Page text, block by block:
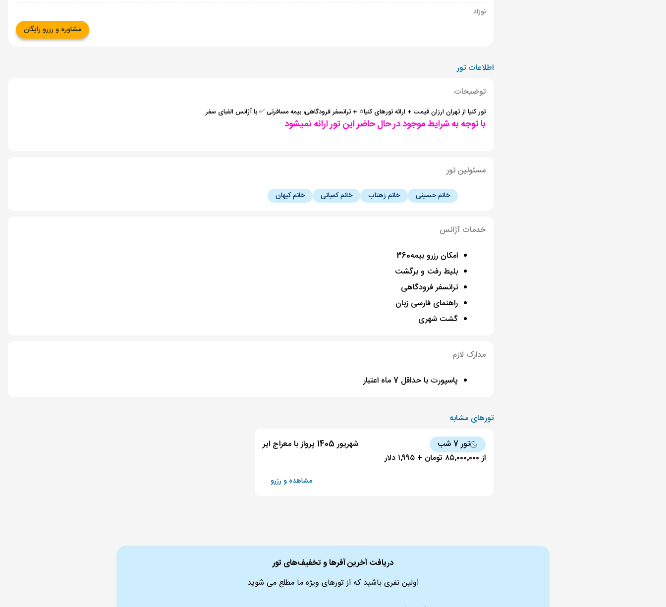
نوزاد
مشاوره و رزرو رایگان
اطلاعات تور
توضیحات
تور کنیا از تهران ارزان قیمت + ارائه تورهای کنیا⭐️ + ترانسفر فرودگاهی، بیمه مسافرتی ✅ با آژانس الفبای سفر
با توجه به شرایط موجود در حال حاضر این تور ارائه نمیشود
مسئولین تور
خانم حسینی خانم زهتاب خانم کمپانی خانم کیهان
خدمات آژانس
امکان رزرو بیمه360
بلیط رفت و برگشت
ترانسفر فرودگاهی
راهنمای فارسی زبان
گشت شهری
مدارک لازم
پاسپورت با حداقل 7 ماه اعتبار
تورهای مشابه
تور 7 شب
شهریور 1405 پرواز با معراج ایر
از ۸۵٬۰۰۰٬۰۰۰ تومان + ۱٬۹۹۵ دلار
مشاهده و رزرو
دریافت آخرین آفرها و تخفیف‌های تور
اولین نفری باشید که از تورهای ویژه ما مطلع می شوید